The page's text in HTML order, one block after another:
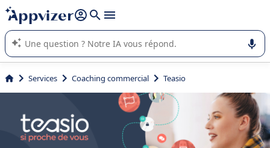
répondre (plusieurs lignes avec
L'IA de Appvizer vous guide dans l'utilisation ou la sélection de
logiciel SaaS en entreprise.
Services Coaching commercial Teasio